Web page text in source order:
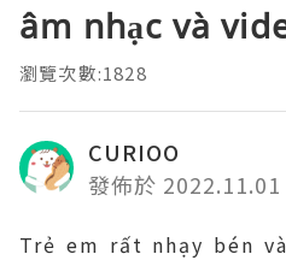
âm nhạc và
瀏覽次數:1828
CURIOO
發佈於 2022.11.01
Trẻ em rất nhạy bén